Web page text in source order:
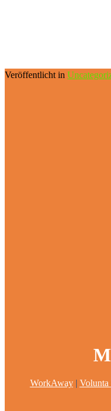
Veröffentlicht in
WorkAway| Volunta